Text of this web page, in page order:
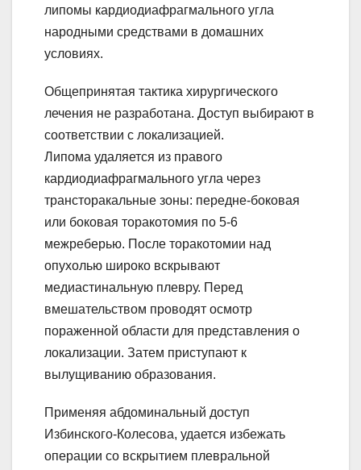
липомы кардиодиафрагмального угла
народными средствами в домашних
условиях.
Общепринятая тактика хирургического
лечения не разработана. Доступ выбирают в
соответствии с локализацией.
Липома удаляется из правого
кардиодиафрагмального угла через
трансторакальные зоны: передне-боковая
или боковая торакотомия по 5-6
межреберью. После торакотомии над
опухолью широко вскрывают
медиастинальную плевру. Перед
вмешательством проводят осмотр
пораженной области для представления о
локализации. Затем приступают к
вылущиванию образования.
Применяя абдоминальный доступ
Избинского-Колесова, удается избежать
операции со вскрытием плевральной